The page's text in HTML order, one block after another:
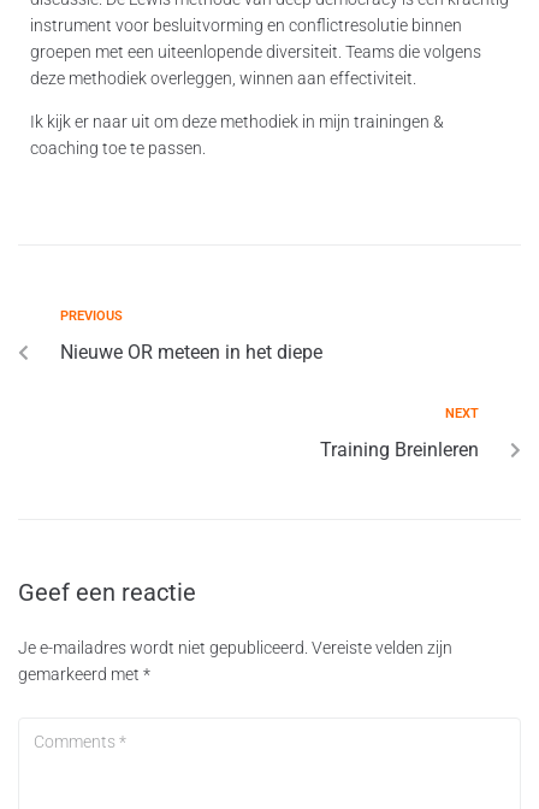
instrument voor besluitvorming en conflictresolutie binnen
groepen met een uiteenlopende diversiteit. Teams die volgens
deze methodiek overleggen, winnen aan effectiviteit.
Ik kijk er naar uit om deze methodiek in mijn trainingen &
coaching toe te passen.
PREVIOUS
Nieuwe OR meteen in het diepe
NEXT
Training Breinleren
Geef een reactie
Je e-mailadres wordt niet gepubliceerd. Vereiste velden zijn
gemarkeerd met *